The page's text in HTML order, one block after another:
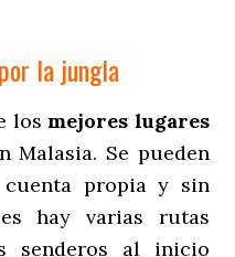
la jungla
los mejores lugares
Malasia. Se pueden
propia y sin
hay varias rutas
senderos al inicio